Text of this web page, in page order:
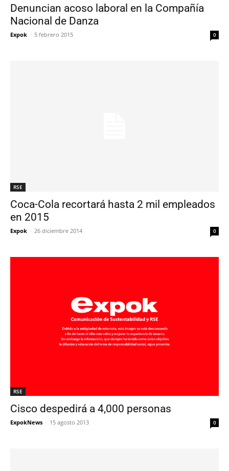
Denuncian acoso laboral en la Compañía
Nacional de Danza
Expok - 5 febrero 2015 0
RSE
Coca-Cola recortará hasta 2 mil empleados
en 2015
Expok - 26 diciembre 2014 0
RSE
Cisco despedirá a 4,000 personas
ExpokNews - 15 agosto 2013 0